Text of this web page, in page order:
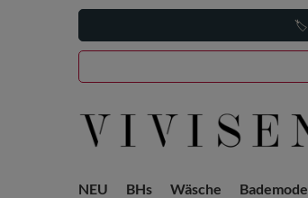
🏷️
NEU BHs Wäsche Bademode